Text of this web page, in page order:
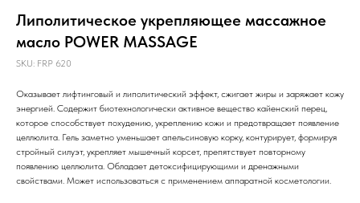
Липолитическое укрепляющее массажное
масло POWER MASSAGE
SKU: FRP 620
Оказывает лифтинговый и липолитический эффект, сжигает жиры и заряжает кожу
энергией. Содержит биотехнологически активное вещество кайенский перец,
которое способствует похудению, укреплению кожи и предотвращает появление
целлюлита. Гель заметно уменьшает апельсиновую корку, контурирует, формируя
стройный силуэт, укрепляет мышечный корсет, препятствует повторному
появлению целлюлита. Обладает детоксифицирующими и дренажными
свойствами. Может использоваться с применением аппаратной косметологии.